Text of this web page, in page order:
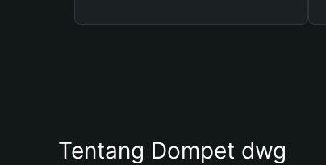
Tentang Dompet dwg